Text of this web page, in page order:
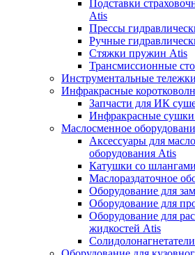
Подставки
Atis
Прессы
Ручные
Стяжки пружин Atis
Трансмиссионные
Инструментальные
Инфракрасные
Запчасти для ИК
Инфракрасные
Маслосменное
Аксессуары для
оборудования Atis
Катушки со
Маслораздаточное
Оборудование для
Оборудование для
Оборудование для
жидкостей Atis